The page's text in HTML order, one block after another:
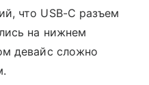
что USB-C разъем
на нижнем
девайс сложно